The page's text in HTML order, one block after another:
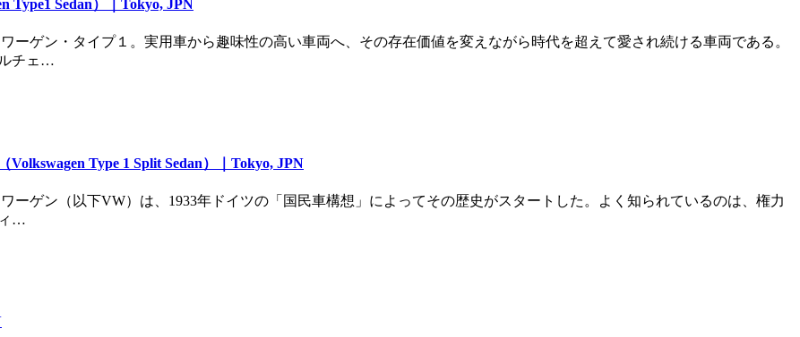
Type1 Sedan）｜Tokyo, JPN
ーゲン・タイプ１。実用車から趣味性の高い車両へ、その存在価値を変えながら時代を超えて愛され続ける車両である。
チェ…
Type 1 Split Sedan）｜Tokyo, JPN
ーゲン（以下VW）は、1933年ドイツの「国民車構想」によってその歴史がスタートした。よく知られているのは、権力
…